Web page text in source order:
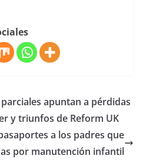
apuntan a pérdidas
y triunfos de Reform UK
a los padres que
por manutención infantil